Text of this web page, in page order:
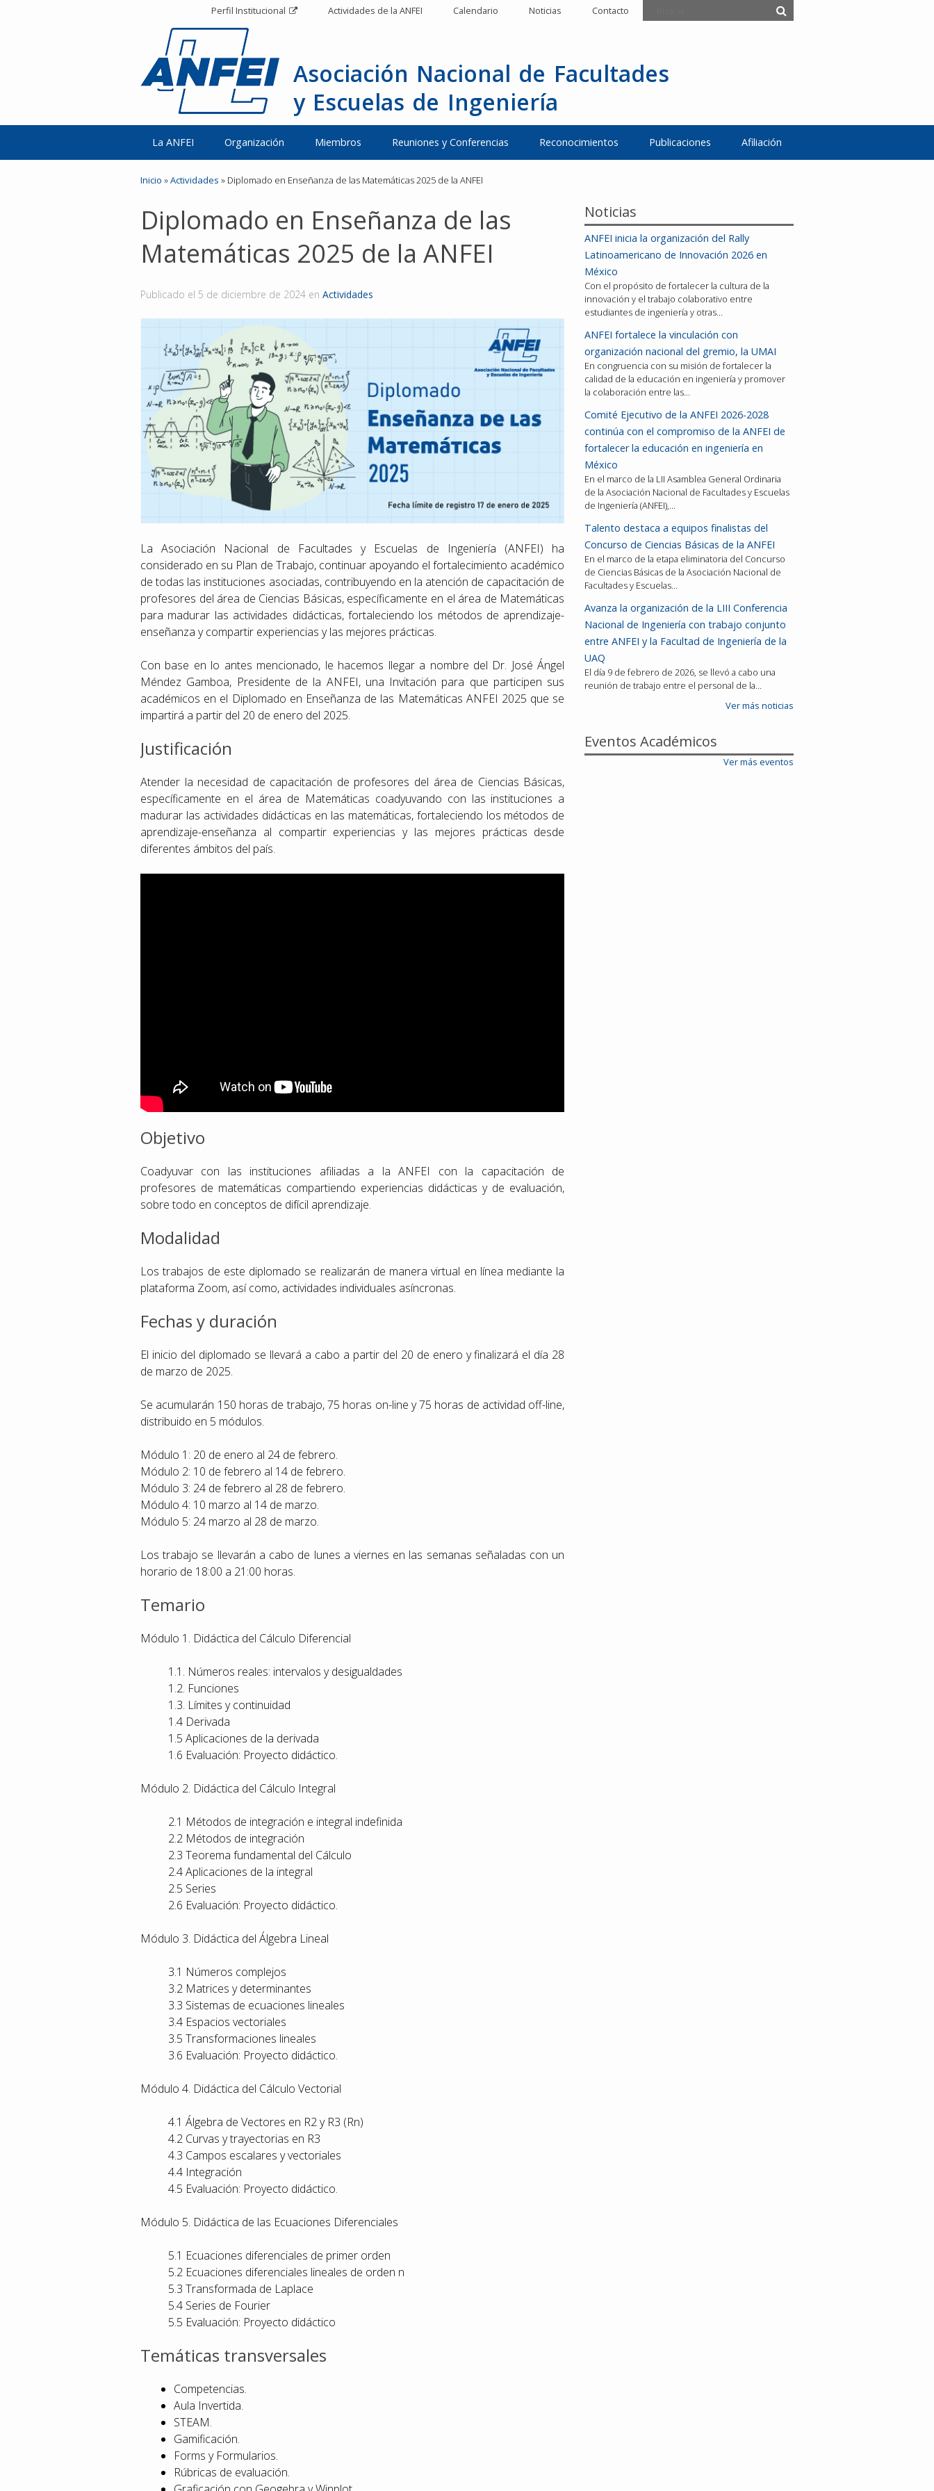
Perfil Institucional Actividades de la ANFEI Calendario Noticias Contacto
Asociación Nacional de Facultades
y Escuelas de Ingeniería
La ANFEI Organización Miembros Reuniones y Conferencias Reconocimientos Publicaciones Afiliación
Inicio »Actividades » Diplomado en Enseñanza de las Matemáticas 2025 de la ANFEI
Diplomado en Enseñanza de las
Matemáticas 2025 de la ANFEI
Publicado el 5 de diciembre de 2024 en Actividades
La Asociación Nacional de Facultades y Escuelas de Ingeniería (ANFEI) ha
considerado en su Plan de Trabajo, continuar apoyando el fortalecimiento académico
de todas las instituciones asociadas, contribuyendo en la atención de capacitación de
profesores del área de Ciencias Básicas, específicamente en el área de Matemáticas
para madurar las actividades didácticas, fortaleciendo los métodos de aprendizaje-
enseñanza y compartir experiencias y las mejores prácticas.
Con base en lo antes mencionado, le hacemos llegar a nombre del Dr. José Ángel
Méndez Gamboa, Presidente de la ANFEI, una Invitación para que participen sus
académicos en el Diplomado en Enseñanza de las Matemáticas ANFEI 2025 que se
impartirá a partir del 20 de enero del 2025.
Justificación
Atender la necesidad de capacitación de profesores del área de Ciencias Básicas,
específicamente en el área de Matemáticas coadyuvando con las instituciones a
madurar las actividades didácticas en las matemáticas, fortaleciendo los métodos de
aprendizaje-enseñanza al compartir experiencias y las mejores prácticas desde
diferentes ámbitos del país.
Objetivo
Coadyuvar con las instituciones afiliadas a la ANFEI con la capacitación de
profesores de matemáticas compartiendo experiencias didácticas y de evaluación,
sobre todo en conceptos de difícil aprendizaje.
Modalidad
Los trabajos de este diplomado se realizarán de manera virtual en línea mediante la
plataforma Zoom, así como, actividades individuales asíncronas.
Fechas y duración
El inicio del diplomado se llevará a cabo a partir del 20 de enero y finalizará el día 28
de marzo de 2025.
Se acumularán 150 horas de trabajo, 75 horas on-line y 75 horas de actividad off-line,
distribuido en 5 módulos.
Módulo 1: 20 de enero al 24 de febrero.
Módulo 2: 10 de febrero al 14 de febrero.
Módulo 3: 24 de febrero al 28 de febrero.
Módulo 4: 10 marzo al 14 de marzo.
Módulo 5: 24 marzo al 28 de marzo.
Los trabajo se llevarán a cabo de lunes a viernes en las semanas señaladas con un
horario de 18:00 a 21:00 horas.
Temario
Módulo 1. Didáctica del Cálculo Diferencial
1.1. Números reales: intervalos y desigualdades
1.2. Funciones
1.3. Límites y continuidad
1.4 Derivada
1.5 Aplicaciones de la derivada
1.6 Evaluación: Proyecto didáctico.
Módulo 2. Didáctica del Cálculo Integral
2.1 Métodos de integración e integral indefinida
2.2 Métodos de integración
2.3 Teorema fundamental del Cálculo
2.4 Aplicaciones de la integral
2.5 Series
2.6 Evaluación: Proyecto didáctico.
Módulo 3. Didáctica del Álgebra Lineal
3.1 Números complejos
3.2 Matrices y determinantes
3.3 Sistemas de ecuaciones lineales
3.4 Espacios vectoriales
3.5 Transformaciones lineales
3.6 Evaluación: Proyecto didáctico.
Módulo 4. Didáctica del Cálculo Vectorial
4.1 Álgebra de Vectores en R2 y R3 (Rn)
4.2 Curvas y trayectorias en R3
4.3 Campos escalares y vectoriales
4.4 Integración
4.5 Evaluación: Proyecto didáctico.
Módulo 5. Didáctica de las Ecuaciones Diferenciales
5.1 Ecuaciones diferenciales de primer orden
5.2 Ecuaciones diferenciales lineales de orden n
5.3 Transformada de Laplace
5.4 Series de Fourier
5.5 Evaluación: Proyecto didáctico
Temáticas transversales
Competencias.
Aula Invertida.
STEAM.
Gamificación.
Forms y Formularios.
Rúbricas de evaluación.
Noticias
ANFEI inicia la organización del Rally
Latinoamericano de Innovación 2026 en
México
Con el propósito de fortalecer la cultura de la
innovación y el trabajo colaborativo entre
estudiantes de ingeniería y otras…
ANFEI fortalece la vinculación con
organización nacional del gremio, la UMAI
En congruencia con su misión de fortalecer la
calidad de la educación en ingeniería y promover
la colaboración entre las…
Comité Ejecutivo de la ANFEI 2026-2028
continúa con el compromiso de la ANFEI de
fortalecer la educación en ingeniería en
México
En el marco de la LII Asamblea General Ordinaria
de la Asociación Nacional de Facultades y Escuelas
de Ingeniería (ANFEI),…
Talento destaca a equipos finalistas del
Concurso de Ciencias Básicas de la ANFEI
En el marco de la etapa eliminatoria del Concurso
de Ciencias Básicas de la Asociación Nacional de
Facultades y Escuelas…
Avanza la organización de la LIII Conferencia
Nacional de Ingeniería con trabajo conjunto
entre ANFEI y la Facultad de Ingeniería de la
UAQ
El día 9 de febrero de 2026, se llevó a cabo una
reunión de trabajo entre el personal de la…
Ver más noticias
Eventos Académicos
Ver más eventos